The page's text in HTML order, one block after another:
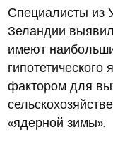
Специалисты из
Зеландии
имеют
фактором для
«ядерной зимы».